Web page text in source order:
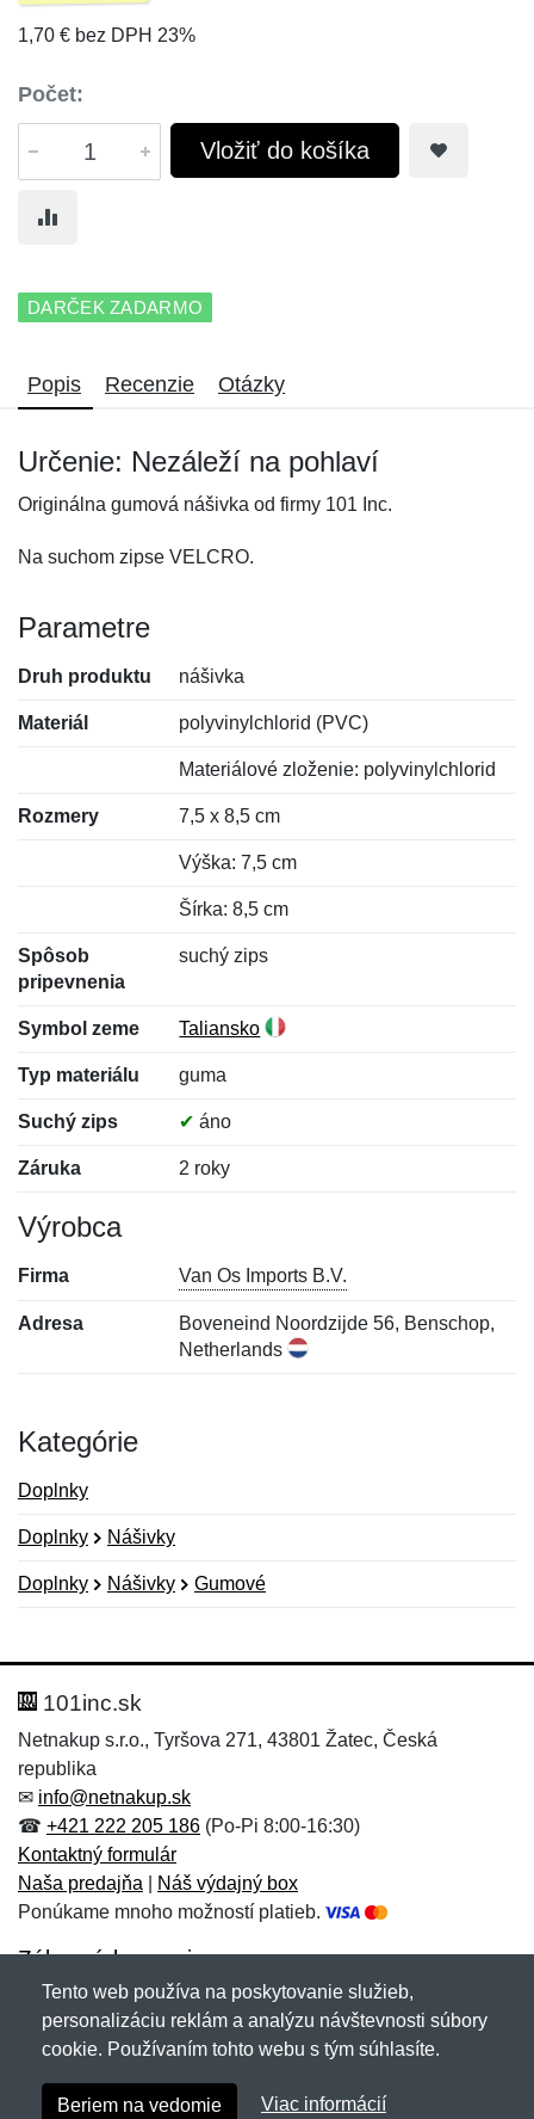
1,70 € bez DPH 23%
Počet:
Vložiť do košíka
DARČEK ZADARMO
Popis Recenzie Otázky
Určenie: Nezáleží na pohlaví
Originálna gumová nášivka od firmy 101 Inc.
Na suchom zipse VELCRO.
Parametre
Druh produktu nášivka
Materiál polyvinylchlorid (PVC)
Materiálové zloženie: polyvinylchlorid
Rozmery 7,5 x 8,5 cm
Výška: 7,5 cm
Šírka: 8,5 cm
Spôsob
pripevnenia
suchý zips
Symbol zeme Taliansko
Typ materiálu guma
Suchý zips ✔ áno
Záruka 2 roky
Výrobca
Firma Van Os Imports B.V.
Adresa
Boveneind Noordzijde 56, Benschop,
Netherlands
Kategórie
Doplnky
Doplnky Nášivky
Doplnky Nášivky Gumové
Hodnotenie:
Meno:*
E-mail:
Správa*
Meno:
E-mail:*
Správa*
101inc.sk
Netnakup s.r.o., Tyršova 271, 43801 Žatec, Česká
republika
✉ info@netnakup.sk
☎ +421 222 205 186 (Po-Pi 8:00-16:30)
Kontaktný formulár
Naša predajňa
Náš výdajný box
Ponúkame mnoho možností platieb.
Zákaznícky servis
Novinky emailom
Copyright © 2007-2026 (19 rokov s vami)Netnakup.sk
Tento web používa na poskytovanie služieb,
personalizáciu reklám a analýzu návštevnosti súbory
cookie. Používaním tohto webu s tým súhlasíte.
Beriem na vedomie Viac informácií